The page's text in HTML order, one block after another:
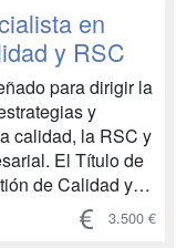
and ethical
en
y RSC
para dirigir la
y
calidad, la RSC y
de
de Calidad y
pensando en las
del mercado y en
3.500 €